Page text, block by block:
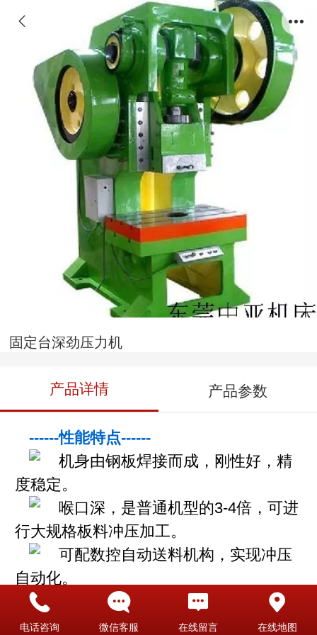
固定台深劲压力机
产品详情 产品参数
------性能特点------
机身由钢板焊接而成，刚性好，精
度稳定。
喉口深，是普通机型的3-4倍，可进
行大规格板料冲压加工。
可配数控自动送料机构，实现冲压
自动化。
J21S固定台深劲压力机技术参数
电话咨询 微信客服 在线留言 在线地图